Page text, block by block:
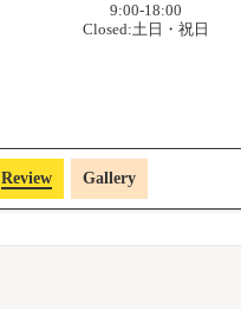
9:00-18:00
Closed:土日・祝日
Review Gallery